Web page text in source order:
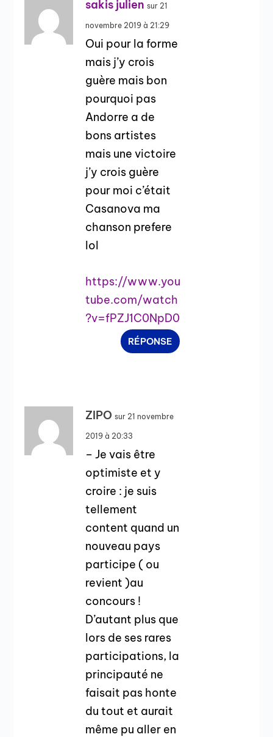
sakis julien sur 21
novembre 2019 à 21:29
Oui pour la forme
mais j’y crois
guère mais bon
pourquoi pas
Andorre a de
bons artistes
mais une victoire
j’y crois guère
pour moi c’était
Casanova ma
chanson prefere
lol
https://www.you
tube.com/watch
?v=fPZJ1C0NpD0
RÉPONSE
ZIPO sur 21 novembre
2019 à 20:33
– Je vais être
optimiste et y
croire : je suis
tellement
content quand un
nouveau pays
participe ( ou
revient )au
concours !
D’autant plus que
lors de ses rares
participations, la
principauté ne
faisait pas honte
du tout et aurait
même pu aller en